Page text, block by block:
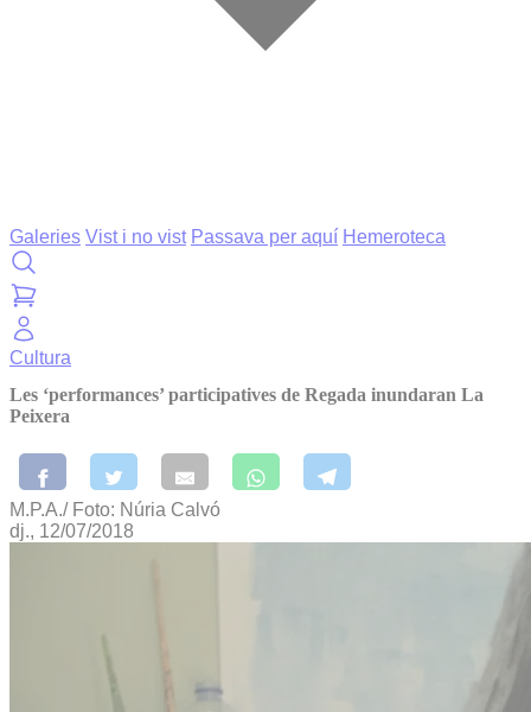
Galeries Vist i no vist Passava per aquí Hemeroteca
Cultura
Les ‘performances’ participatives de Regada inundaran La
Peixera
M.P.A./ Foto: Núria Calvó
dj., 12/07/2018